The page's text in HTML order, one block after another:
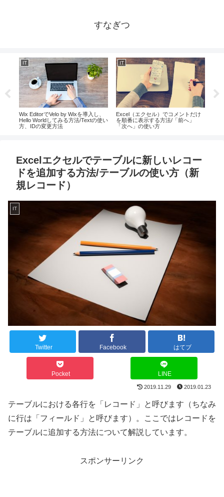
すなぎつ
IT
Wix EditorでVelo by Wixを導入し、
Hello Worldしてみる方法/Textの使い
方、IDの変更方法
IT
Excel（エクセル）でコメントだけ
を順番に表示する方法/「前へ」
「次へ」の使い方
Excelエクセルでテーブルに新しいレコー
ドを追加する方法/テーブルの使い方（新
規レコード）
IT
Twitter Facebook はてブ
Pocket LINE
2019.11.29 2019.01.23
テーブルにおける各行を「レコード」と呼びます（ちなみ
に行は「フィールド」と呼びます）。ここではレコードを
テーブルに追加する方法について解説しています。
スポンサーリンク